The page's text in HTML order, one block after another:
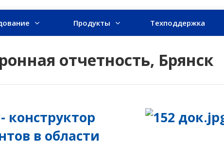
Продукты Техподдержка
отчетность, Брянск
конструктор
в области